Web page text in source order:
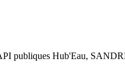
publiques Hub'Eau,